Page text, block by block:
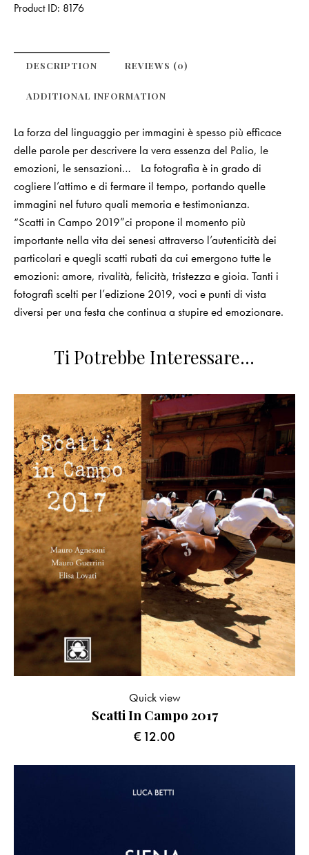
Product ID: 8176
DESCRIPTION REVIEWS (0)
ADDITIONAL INFORMATION
La forza del linguaggio per immagini è spesso più efficace
delle parole per descrivere la vera essenza del Palio, le
emozioni, le sensazioni… La fotografia è in grado di
cogliere l’attimo e di fermare il tempo, portando quelle
immagini nel futuro quali memoria e testimonianza.
“Scatti in Campo 2019”ci propone il momento più
importante nella vita dei senesi attraverso l’autenticità dei
particolari e quegli scatti rubati da cui emergono tutte le
emozioni: amore, rivalità, felicità, tristezza e gioia. Tanti i
fotografi scelti per l’edizione 2019, voci e punti di vista
diversi per una festa che continua a stupire ed emozionare.
Ti Potrebbe Interessare…
Scatti In Campo 2017
€12.00
Quick view